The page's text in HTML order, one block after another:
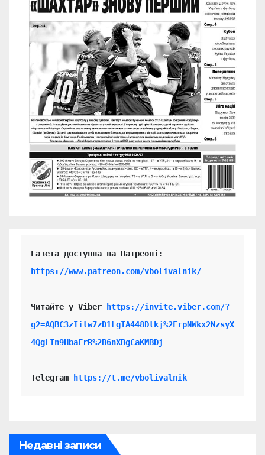
https://www.patreon.com/vbolivalnik/
Читайте у Viber
https://invite.viber.com/?
g2=AQBC3zIilw7zD1LgIA448Dlkj%2FrpNWkx2NzsyX
4QgLIn9HbaFrR%2B6nXBgCaKMBDj
Telegram https://t.me/vbolivalnik
Недавні записи